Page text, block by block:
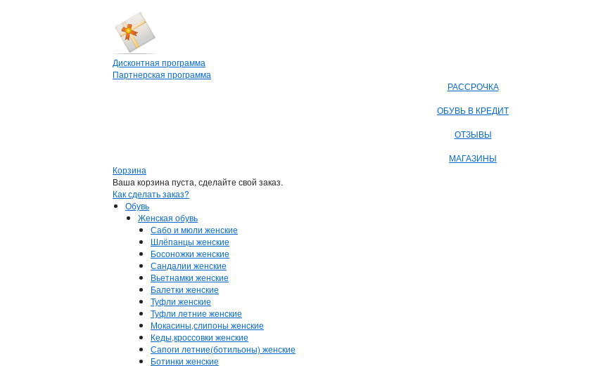
Дисконтная программа
Партнерская программа
РАССРОЧКА
ОБУВЬ В КРЕДИТ
ОТЗЫВЫ
МАГАЗИНЫ
Корзина
Ваша корзина пуста, сделайте свой заказ.
Как сделать заказ?
Обувь
Женская обувь
Сабо и мюли женские
Шлёпанцы женские
Босоножки женские
Сандалии женские
Вьетнамки женские
Балетки женские
Туфли женские
Туфли летние женские
Мокасины,слипоны женские
Кеды,кроссовки женские
Сапоги летние(ботильоны) женские
Ботинки женские